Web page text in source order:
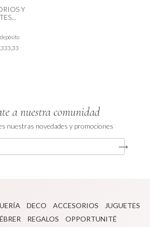
Y
a nuestra comunidad
nuestras novedades y promociones
DECO ACCESORIOS
JUGUETES
REGALOS
OPPORTUNITÉ